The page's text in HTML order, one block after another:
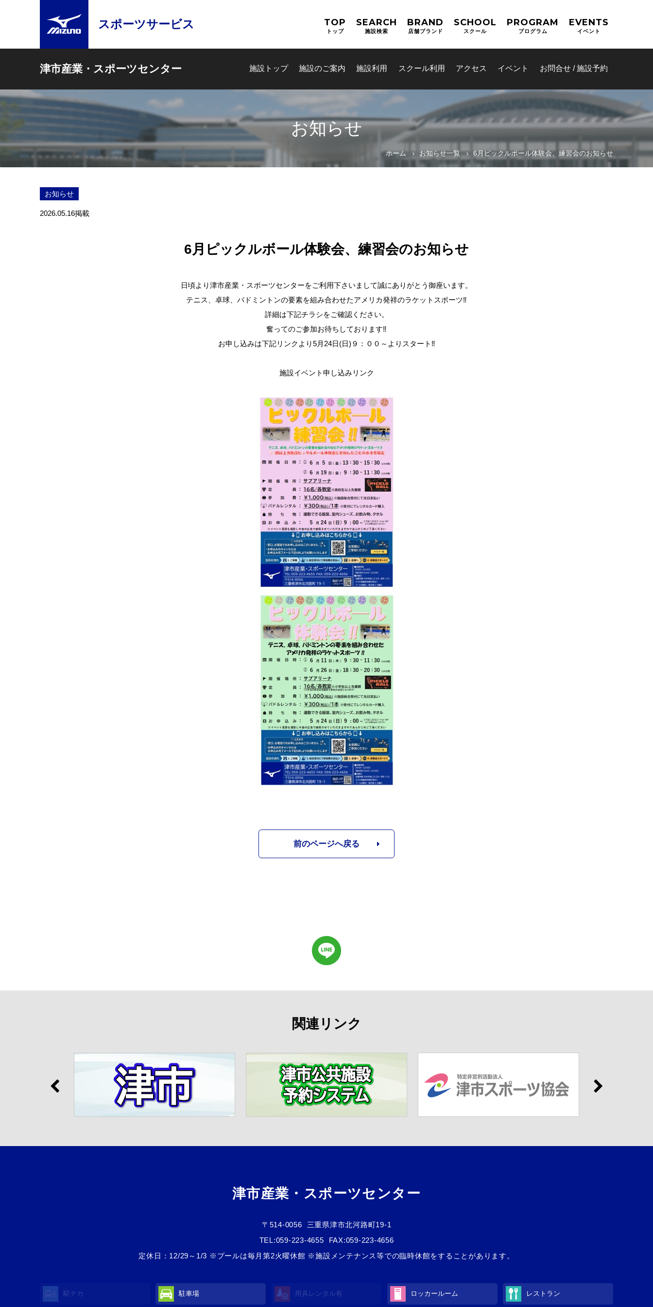
スポーツサービス TOP
トップ
SEARCH
施設検索
BRAND
店舗ブランド
SCHOOL
スクール
PROGRAM
プログラム
EVENTS
イベント
津市産業・スポーツセンター 施設トップ 施設のご案内 施設利用 スクール利用 アクセス イベント お問合せ / 施設予約
お問合せフォーム
津市公共施設予約システム
お知らせ
ホーム お知らせ一覧 6月ピックルボール体験会、練習会のお知らせ
お知らせ
2026.05.16掲載
6月ピックルボール体験会、練習会のお知らせ
日頃より津市産業・スポーツセンターをご利用下さいまして誠にありがとう御座います。
テニス、卓球、バドミントンの要素を組み合わせたアメリカ発祥のラケットスポーツ‼
詳細は下記チラシをご確認ください。
奮ってのご参加お待ちしております‼
お申し込みは下記リンクより5月24日(日)９：００～よりスタート‼
施設イベント申し込みリンク
前のページへ戻る
関連リンク
津市産業・スポーツセンター
〒514-0056
三重県津市北河路町19-1
TEL:059-223-4655
FAX:059-223-4656
定休日：12/29～1/3 ※プールは毎月第2火曜休館 ※施設メンテナンス等での臨時休館をすることがあります。
駅チカ 駐車場 用具レンタル有 ロッカールーム レストラン